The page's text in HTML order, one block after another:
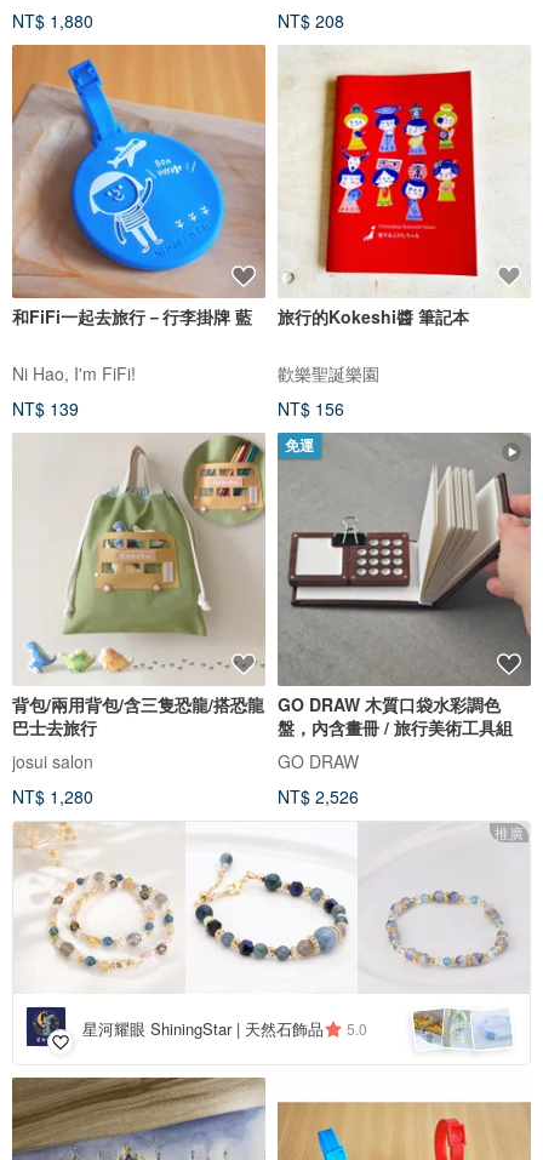
NT$ 1,880
NT$ 208
和FiFi一起去旅行－行李掛牌 藍
Ni Hao, I'm FiFi!
NT$ 139
旅行的Kokeshi醬 筆記本
歡樂聖誕樂園
NT$ 156
背包/兩用背包/含三隻恐龍/搭恐龍
巴士去旅行
josui salon
NT$ 1,280
免運
GO DRAW 木質口袋水彩調色
盤，內含畫冊 / 旅行美術工具組
GO DRAW
NT$ 2,526
推廣
星河耀眼 ShiningStar | 天然石飾品 5.0